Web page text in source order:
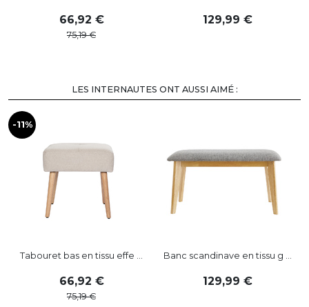
66,92
75,19
129,99
LES INTERNAUTES ONT AUSSI AIMÉ :
-11%
Tabouret bas en tissu effe ...
66,92
75,19
Banc scandinave en tissu g ...
129,99